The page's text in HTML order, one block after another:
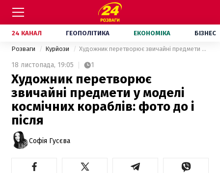
24 КАНАЛ ГЕОПОЛІТИКА ЕКОНОМІКА БІЗНЕС
Розваги Курйози Художник перетворює звичайні предмети у моделі космічних кораблів: фото до і після
18 листопада, 19:05 1
Художник перетворює
звичайні предмети у моделі
космічних кораблів: фото до і
після
Софія Гусєва